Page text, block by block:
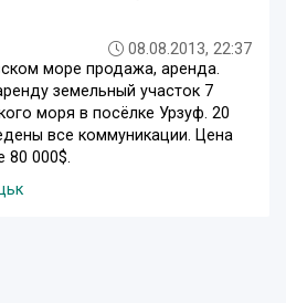
08.08.2013, 22:37
море продажа, аренда.
земельный участок 7
моря в посёлке Урзуф. 20
все коммуникации. Цена
80 000$.